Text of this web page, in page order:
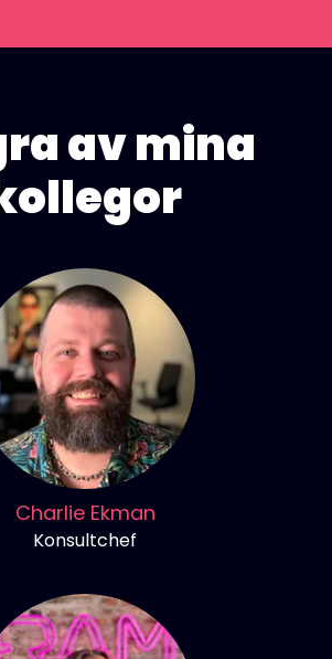
av mina
Charlie Ekman
Konsultchef